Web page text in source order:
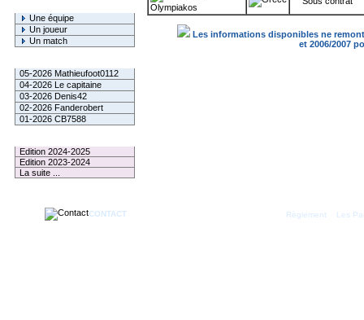
Une équipe
Un joueur
Un match
05-2026 Mathieufoot0112
04-2026 Le capitaine
03-2026 Denis42
02-2026 Fanderobert
01-2026 CB7588
Edition 2024-2025
Edition 2023-2024
La suite ...
Olympiakos
Les informations disponibles ne
et 2006/2007
CONTACT Règlement Les